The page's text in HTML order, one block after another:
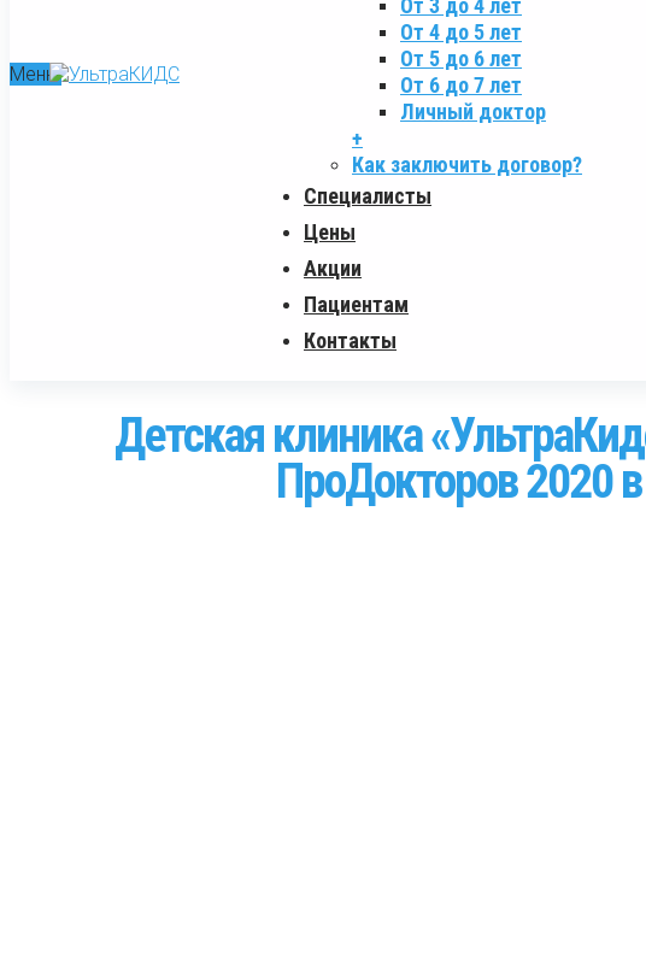
Меню
От 3 до 4 лет
От 4 до 5 лет
От 5 до 6 лет
От 6 до 7 лет
Личный доктор
+
Как заключить договор?
Специалисты
Цены
Акции
Пациентам
Контакты
Детская клиника
ПроДокторов 2020